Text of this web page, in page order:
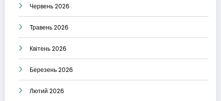
Червень 2026
Травень 2026
Квітень 2026
Березень 2026
Лютий 2026